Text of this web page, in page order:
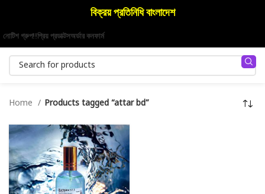
বিক্রয় প্রতিনিধি বাংলাদেশ
নোটিশ গ্রুপ!!প্রিয় প্রডাক্টসঅর্ডার কনফার্ম
Home Products tagged “attar bd”